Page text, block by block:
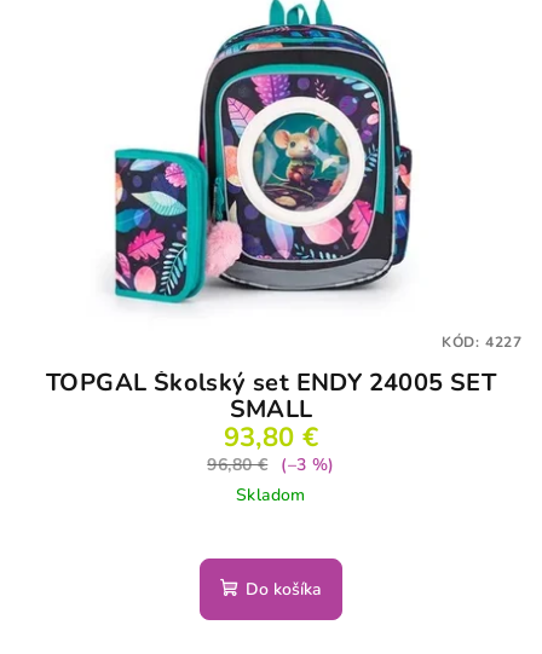
TOPGAL Školský set ENDY 24005 SET
SMALL
93,80 €
96,80 €
(–3 %)
Skladom
Do košíka
KÓD: 4227